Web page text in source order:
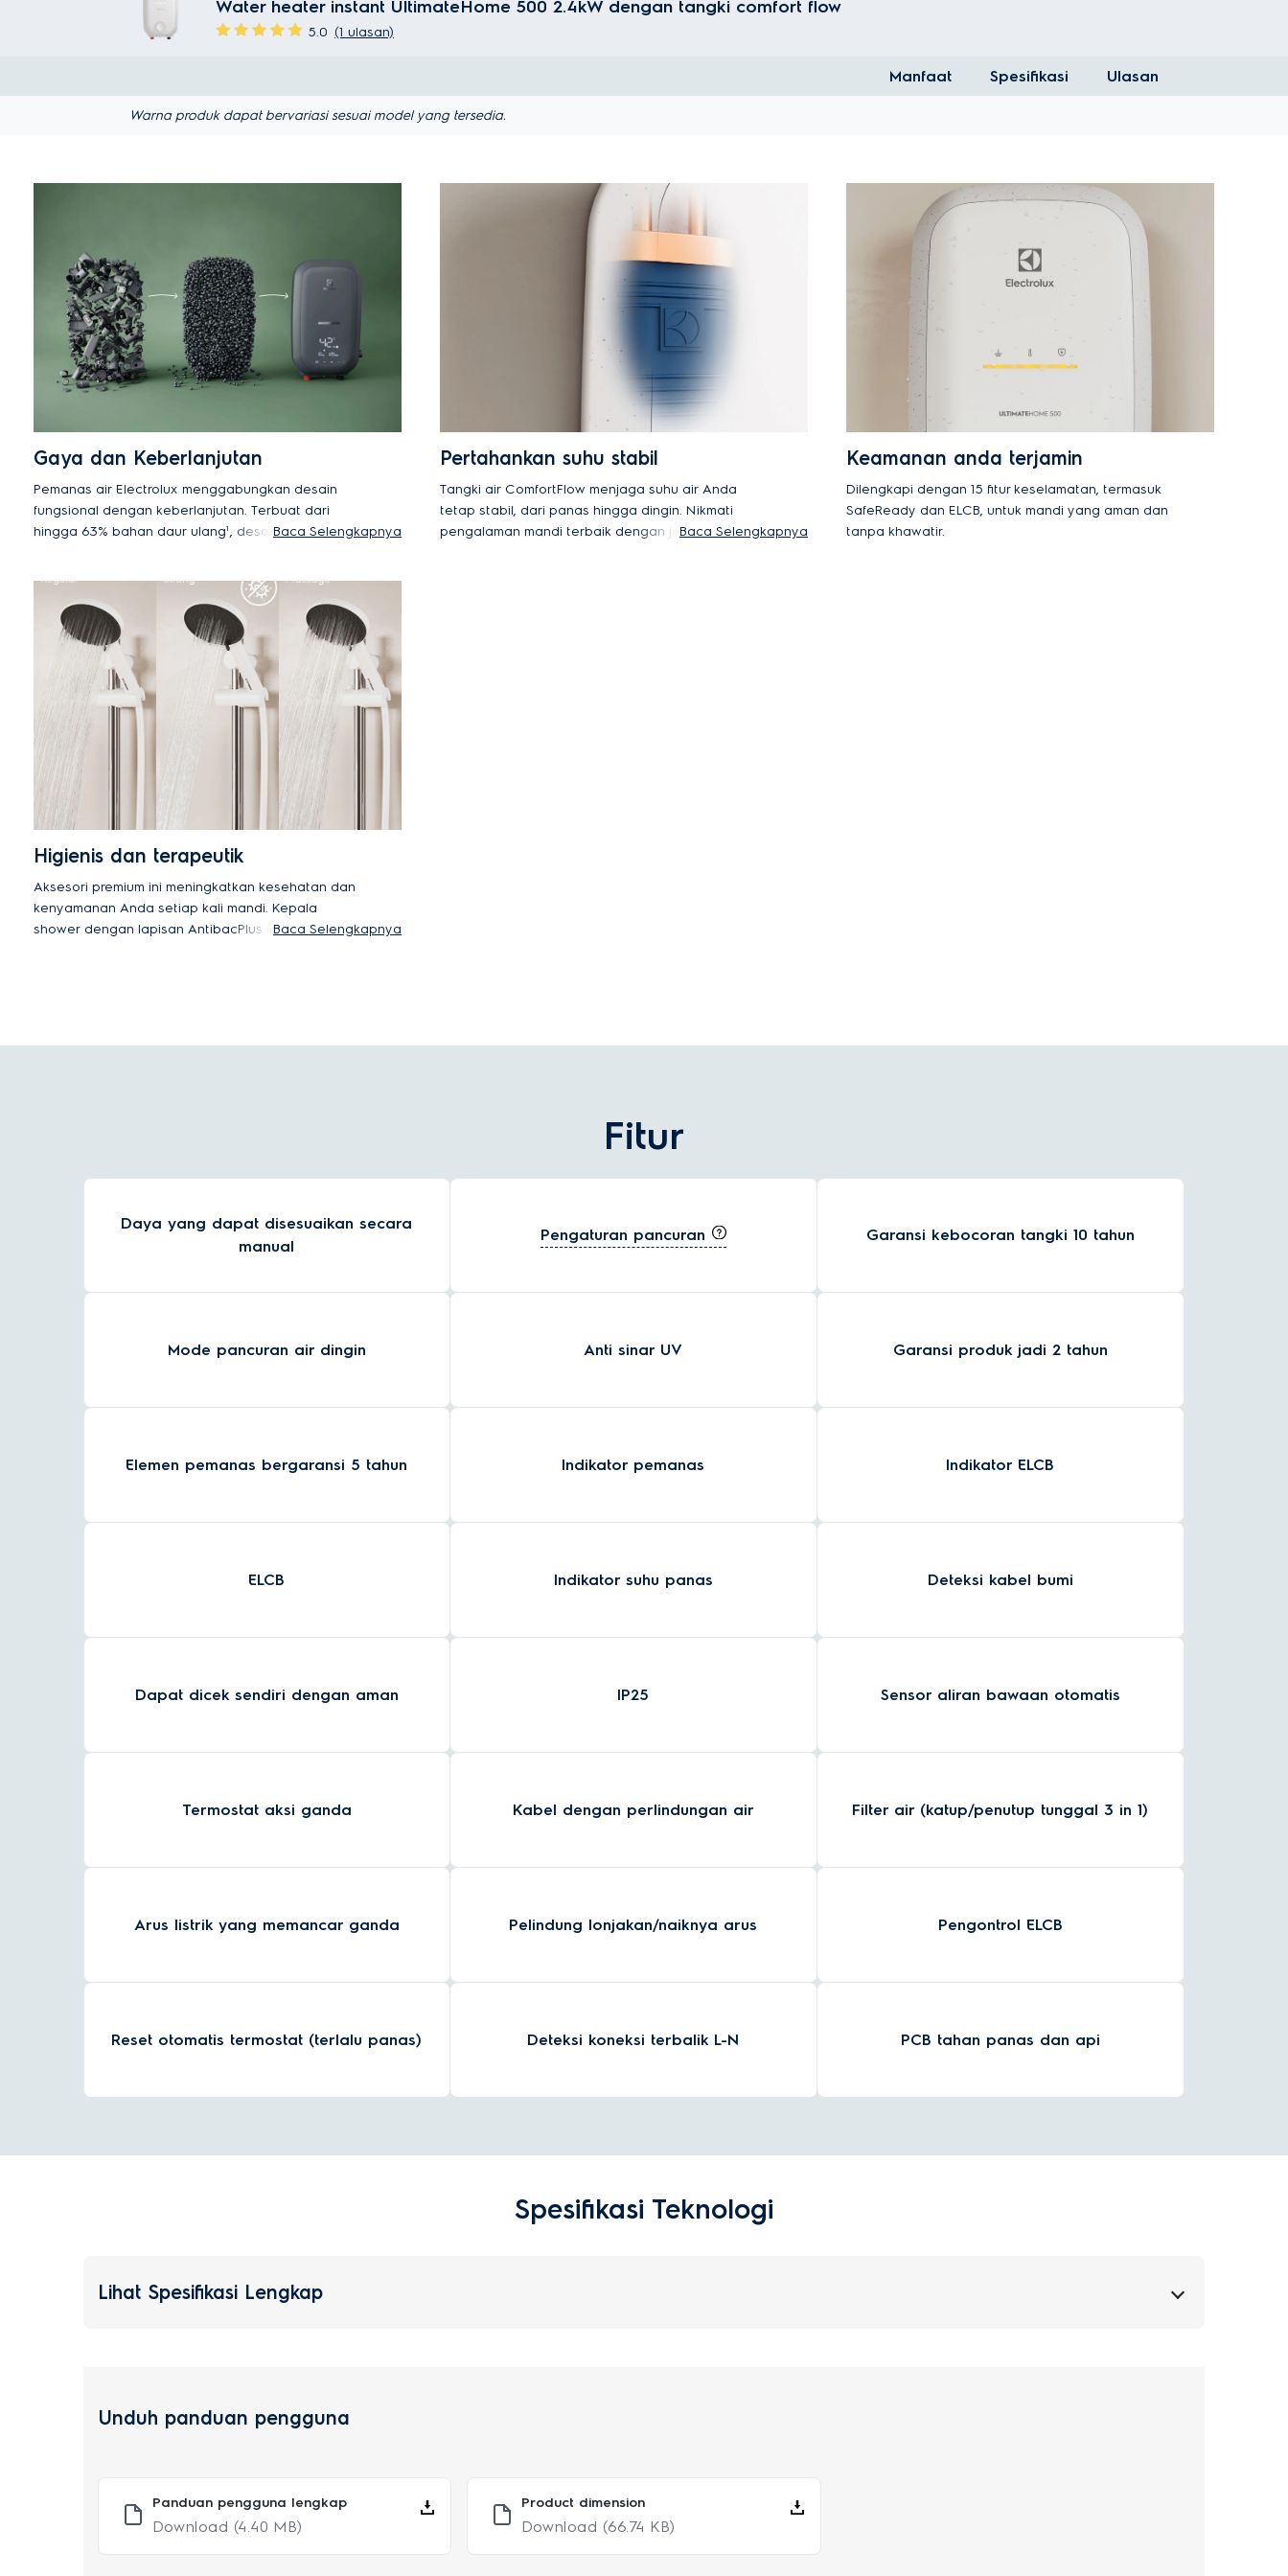
Water heater instant UltimateHome 500 2.4kW dengan tangki comfort flow
5.0 (1 ulasan)
Manfaat Spesifikasi Ulasan
Warna produk dapat bervariasi sesuai model yang tersedia.
Gaya dan Keberlanjutan
Pemanas air Electrolux menggabungkan desain
fungsional dengan keberlanjutan. Terbuat dari
hingga 63% bahan daur ulang¹, desain rampingnya
tiga lampu LED untuk menunjukkan fitur
keselamatan dan status pemanasan. Penutup
depan dan belakang yang didaur ulang
menambah tampilan marmer yang elegan.
¹Tidak termasuk komponen listrik dan aksesoris. Jumlah
plastik daur ulang pada setiap produk bervariasi antara
49% hingga 63%.
Baca Selengkapnya
Pertahankan suhu stabil
Tangki air ComfortFlow menjaga suhu air Anda
tetap stabil, dari panas hingga dingin. Nikmati
pengalaman mandi terbaik dengan jaminan tangki
Baca Selengkapnya
Keamanan anda terjamin
Dilengkapi dengan 15 fitur keselamatan, termasuk
SafeReady dan ELCB, untuk mandi yang aman dan
tanpa khawatir.
Higienis dan terapeutik
Aksesori premium ini meningkatkan kesehatan dan
kenyamanan Anda setiap kali mandi. Kepala
shower dengan lapisan AntibacPlus mengurangi
Baca Selengkapnya
Fitur
Daya yang dapat disesuaikan secara
manual
Pengaturan pancuran Garansi kebocoran tangki 10 tahun
Mode pancuran air dingin Anti sinar UV Garansi produk jadi 2 tahun
Elemen pemanas bergaransi 5 tahun Indikator pemanas Indikator ELCB
ELCB Indikator suhu panas Deteksi kabel bumi
Dapat dicek sendiri dengan aman IP25 Sensor aliran bawaan otomatis
Termostat aksi ganda Kabel dengan perlindungan air Filter air (katup/penutup tunggal 3 in 1)
Arus listrik yang memancar ganda Pelindung lonjakan/naiknya arus Pengontrol ELCB
Reset otomatis termostat (terlalu panas) Deteksi koneksi terbalik L-N PCB tahan panas dan api
Spesifikasi Teknologi
Lihat Spesifikasi Lengkap
Unduh panduan pengguna
Panduan pengguna lengkap
Download (4.40 MB)
Product dimension
Download (66.74 KB)